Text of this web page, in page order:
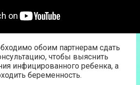
обоим партнерам сдать
чтобы выяснить
инфицированного ребенка, а
беременность.